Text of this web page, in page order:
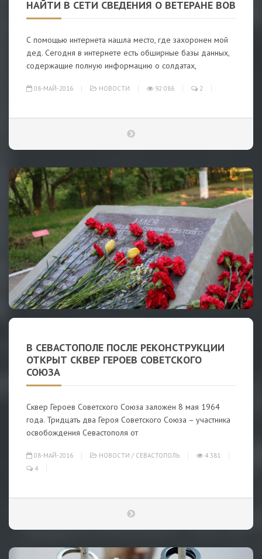
НАЙТИ В СЕТИ СВЕДЕНИЯ О ВЕТЕРАНЕ ВОВ
С помощью интернета нашла место, где захоронен мой
дед. Сегодня в интернете есть обширные базы данных,
содержащие полную информацию о солдатах,
08-МАЙ-2016 НОВОСТИ 92 086 2
В СЕВАСТОПОЛЕ ПОСЛЕ РЕКОНСТРУКЦИИ
ОТКРЫТ СКВЕР ГЕРОЕВ СОВЕТСКОГО
СОЮЗА
Сквер Героев Советского Союза заложен 8 мая 1964
года. Тридцать два Героя Советского Союза – участника
освобождения Севастополя от
08-МАЙ-2016 НОВОСТИ / СЕВАСТОПОЛЬ
4 381
4